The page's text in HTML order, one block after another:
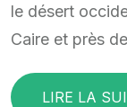
le désert
Caire et près
LIRE LA